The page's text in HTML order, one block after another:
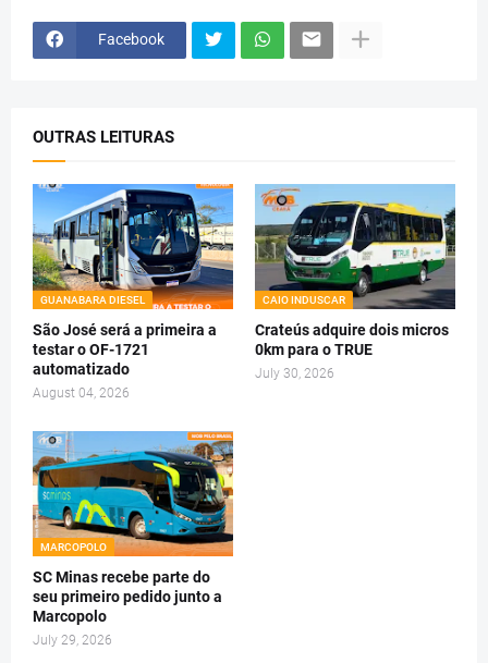
Facebook
OUTRAS LEITURAS
GUANABARA DIESEL
São José será a primeira a
testar o OF-1721
automatizado
August 04, 2026
CAIO INDUSCAR
Crateús adquire dois micros
0km para o TRUE
July 30, 2026
MARCOPOLO
SC Minas recebe parte do
seu primeiro pedido junto a
Marcopolo
July 29, 2026